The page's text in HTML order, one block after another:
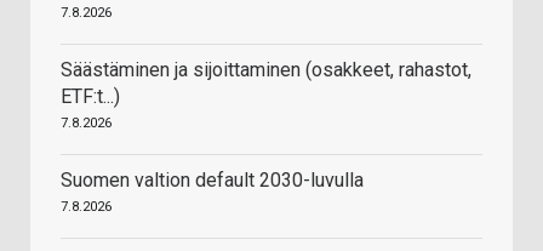
7.8.2026
Säästäminen ja sijoittaminen (osakkeet, rahastot,
ETF:t...)
7.8.2026
Suomen valtion default 2030-luvulla
7.8.2026